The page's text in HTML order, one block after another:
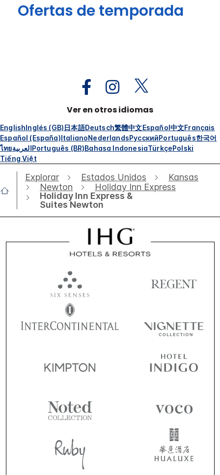
Ofertas de temporada
Ver en otros idiomas
EnglishInglés (GB)日本語Deutsch繁體中文Español中文Français
Español (España)ItalianoNederlandsРусскийPortuguês한국어
ไทยالعربيةPortuguês (BR)Bahasa IndonesiaTürkçePolski
Tiếng Việt
Explorar Estados Unidos
Kansas
Newton
Holiday Inn Express
Holiday Inn Express &
Suites Newton